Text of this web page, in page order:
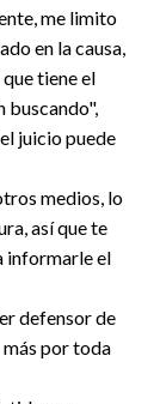
me limito
en la causa,
tiene el
buscando",
juicio puede
medios, lo
así que te
informarle el
defensor de
más por toda